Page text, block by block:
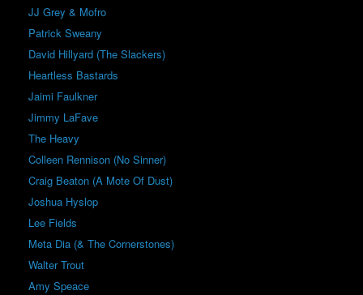
JJ Grey & Mofro
Patrick Sweany
David Hillyard (The Slackers)
Heartless Bastards
Jaimi Faulkner
Jimmy LaFave
The Heavy
Colleen Rennison (No Sinner)
Craig Beaton (A Mote Of Dust)
Joshua Hyslop
Lee Fields
Meta Dia (& The Cornerstones)
Walter Trout
Amy Speace